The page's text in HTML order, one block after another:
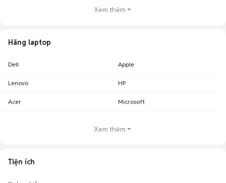
Xem thêm
Hãng laptop
Dell Apple
Lenovo HP
Acer Microsoft
Xem thêm
Tiện ích